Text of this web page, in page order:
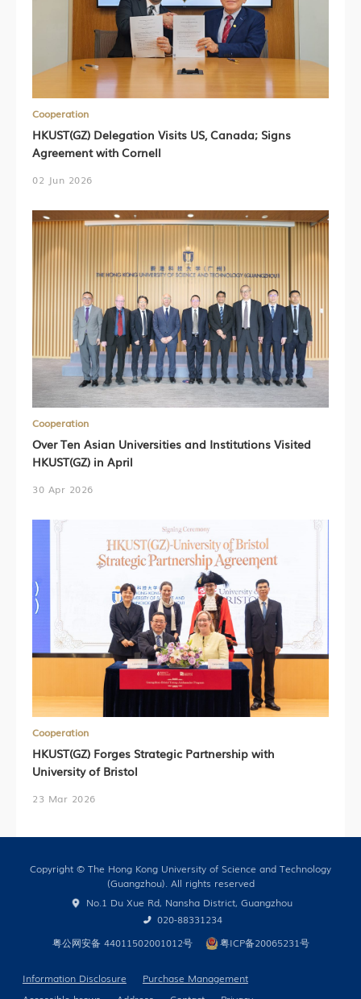
Cooperation
HKUST(GZ) Delegation Visits US, Canada; Signs
Agreement with Cornell
02 Jun 2026
Cooperation
Over Ten Asian Universities and Institutions Visited
HKUST(GZ) in April
30 Apr 2026
Cooperation
HKUST(GZ) Forges Strategic Partnership with
University of Bristol
23 Mar 2026
Copyright © The Hong Kong University of Science and Technology
(Guangzhou). All rights reserved
No.1 Du Xue Rd, Nansha District, Guangzhou
020-88331234
粤公网安备 44011502001012号
粤ICP备20065231号
Information Disclosure
Purchase Management